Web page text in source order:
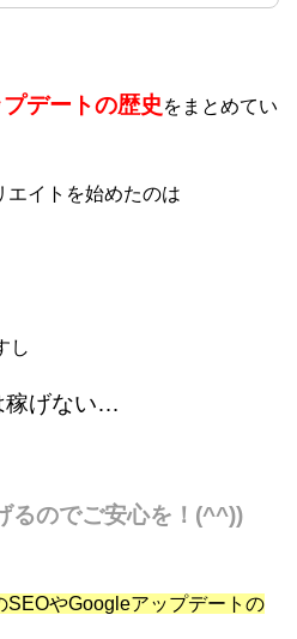
デートの歴史 をまとめてい
エイトを始めたのは
し
稼げない…
るのでご安心を！(^^))
SEOやGoogleアップデートの